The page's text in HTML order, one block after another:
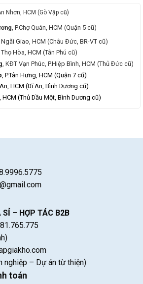
Nhơn, HCM (Gò Vập cũ)
, P.Chợ Quán, HCM (Quận 5 cũ)
Ngãi Giao, HCM (Châu Đức, BR-VT cũ)
Thọ Hòa, HCM (Tân Phú cũ)
, KĐT Vạn Phúc, P.Hiệp Bình, HCM (Thủ Đức cũ)
, P.Tân Hưng, HCM (Quận 7 cũ)
An, HCM (Dĩ An, Bình Dương cũ)
HCM (Thủ Dầu Một, Bình Dương cũ)
– HỢP TÁC B2B
nghiệp – Dự án từ thiện)
toán